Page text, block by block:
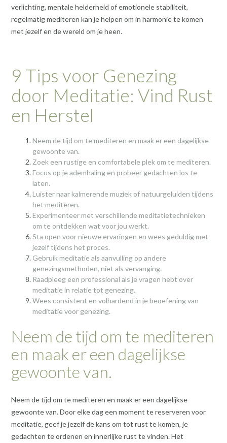
verlichting, mentale helderheid of emotionele stabiliteit,
regelmatig mediteren kan je helpen om in harmonie te komen
met jezelf en de wereld om je heen.
9 Tips voor Genezing
door Meditatie: Vind Rust
en Herstel
Neem de tijd om te mediteren en maak er een dagelijkse
gewoonte van.
Zoek een rustige en comfortabele plek om te mediteren.
Focus op je ademhaling en probeer gedachten los te
laten.
Luister naar kalmerende muziek of natuurgeluiden tijdens
het mediteren.
Experimenteer met verschillende meditatietechnieken
om te ontdekken wat voor jou werkt.
Sta open voor nieuwe ervaringen en wees geduldig met
jezelf tijdens het proces.
Gebruik meditatie als aanvulling op andere
genezingsmethoden, niet als vervanging.
Raadpleeg een professional als je vragen hebt over
meditatie in relatie tot genezing.
Wees consistent en volhardend in je beoefening van
meditatie voor genezing.
Neem de tijd om te mediteren
en maak er een dagelijkse
gewoonte van.
Neem de tijd om te mediteren en maak er een dagelijkse
gewoonte van. Door elke dag een moment te reserveren voor
meditatie, geef je jezelf de kans om tot rust te komen, je
gedachten te ordenen en innerlijke rust te vinden. Het